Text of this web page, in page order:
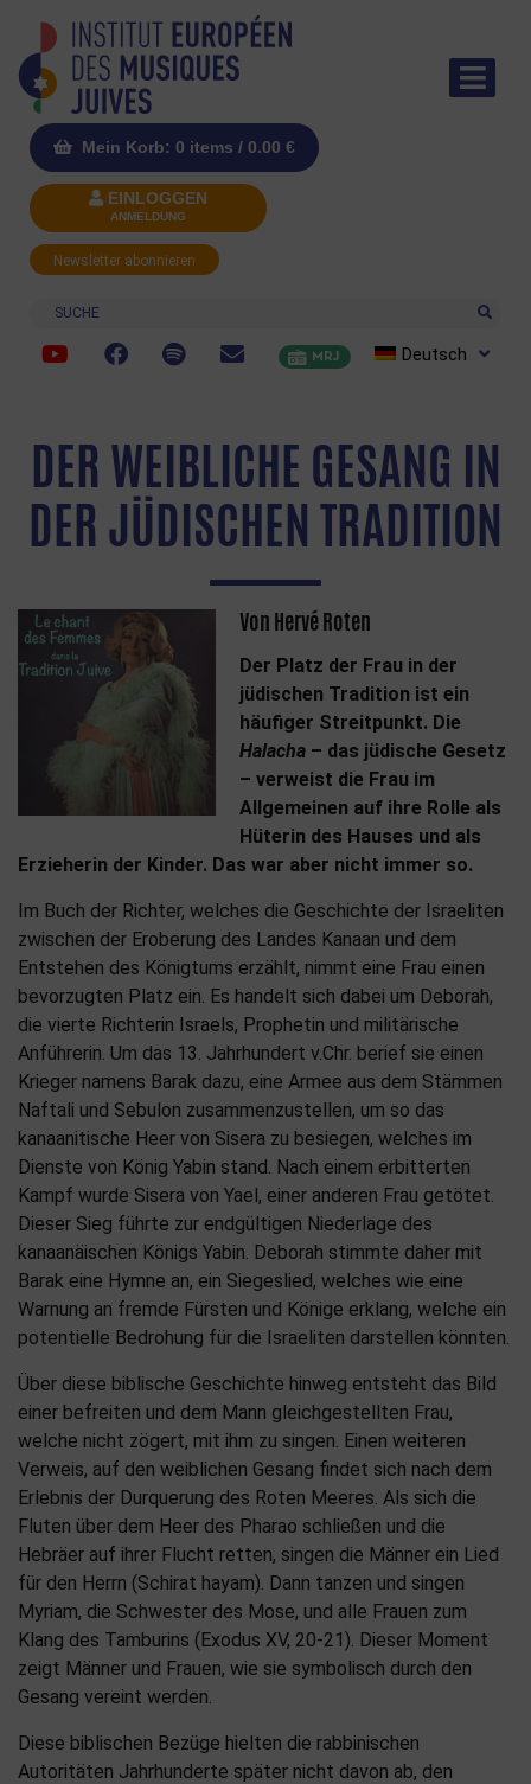
Mein Korb: 0 items / 0.00 €
EINLOGGEN
ANMELDUNG
Newsletter abonnieren
Suche
MRJ Deutsch
DER WEIBLICHE GESANG IN
DER JÜDISCHEN TRADITION
Von Hervé Roten
Der Platz der Frau in der
jüdischen Tradition ist ein
häufiger Streitpunkt. Die
Halacha – das jüdische Gesetz
– verweist die Frau im
Allgemeinen auf ihre Rolle als
Hüterin des Hauses und als
Erzieherin der Kinder. Das war aber nicht immer so.
Im Buch der Richter, welches die Geschichte der Israeliten
zwischen der Eroberung des Landes Kanaan und dem
Entstehen des Königtums erzählt, nimmt eine Frau einen
bevorzugten Platz ein. Es handelt sich dabei um Deborah,
die vierte Richterin Israels, Prophetin und militärische
Anführerin. Um das 13. Jahrhundert v.Chr. berief sie einen
Krieger namens Barak dazu, eine Armee aus dem Stämmen
Naftali und Sebulon zusammenzustellen, um so das
kanaanitische Heer von Sisera zu besiegen, welches im
Dienste von König Yabin stand. Nach einem erbitterten
Kampf wurde Sisera von Yael, einer anderen Frau getötet.
Dieser Sieg führte zur endgültigen Niederlage des
kanaanäischen Königs Yabin. Deborah stimmte daher mit
Barak eine Hymne an, ein Siegeslied, welches wie eine
Warnung an fremde Fürsten und Könige erklang, welche ein
potentielle Bedrohung für die Israeliten darstellen könnten.
Über diese biblische Geschichte hinweg entsteht das Bild
einer befreiten und dem Mann gleichgestellten Frau,
welche nicht zögert, mit ihm zu singen. Einen weiteren
Verweis, auf den weiblichen Gesang findet sich nach dem
Erlebnis der Durquerung des Roten Meeres. Als sich die
Fluten über dem Heer des Pharao schließen und die
Hebräer auf ihrer Flucht retten, singen die Männer ein Lied
für den Herrn (Schirat hayam). Dann tanzen und singen
Myriam, die Schwester des Mose, und alle Frauen zum
Klang des Tamburins (Exodus XV, 20-21). Dieser Moment
zeigt Männer und Frauen, wie sie symbolisch durch den
Gesang vereint werden.
Diese biblischen Bezüge hielten die rabbinischen
Autoritäten Jahrhunderte später nicht davon ab, den